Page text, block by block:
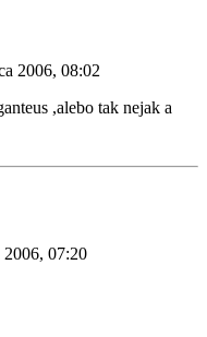
2006, 08:02
,alebo tak nejak a
2006, 07:20